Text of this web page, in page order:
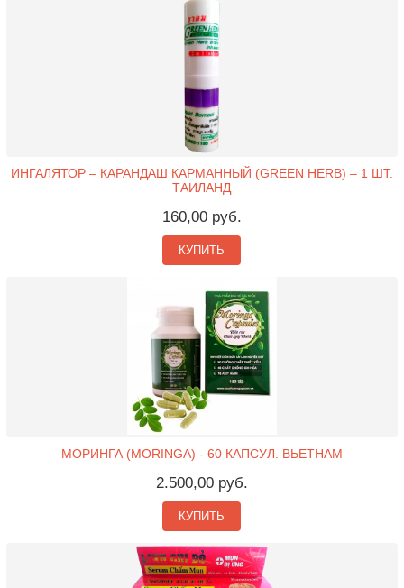
ИНГАЛЯТОР – КАРАНДАШ КАРМАННЫЙ (GREEN HERB) – 1 ШТ.
ТАИЛАНД
160,00 руб.
КУПИТЬ
МОРИНГА (MORINGA) - 60 КАПСУЛ. ВЬЕТНАМ
2.500,00 руб.
КУПИТЬ